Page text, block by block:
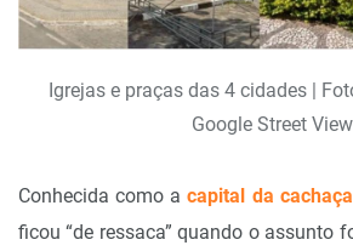
Igrejas e praças das 4 cidades |
Google Street View
Conhecida como acapital da
ficou “de ressaca” quando o assunto